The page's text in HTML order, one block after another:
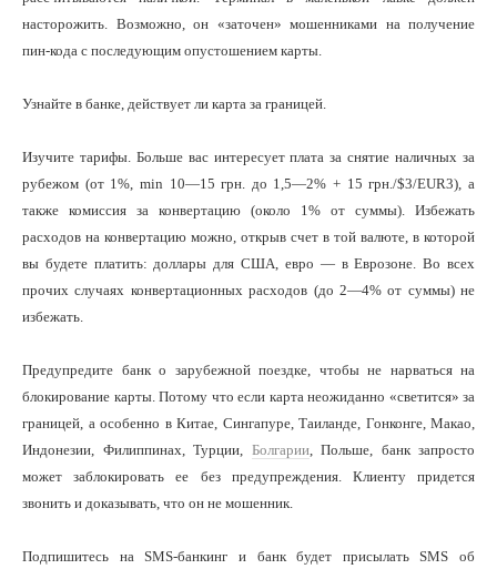
насторожить. Возможно, он «заточен» мошенниками на получение
пин-кода с последующим опустошением карты.
Узнайте в банке, действует ли карта за границей.
Изучите тарифы. Больше вас интересует плата за снятие наличных за
рубежом (от 1%, min 10—15 грн. до 1,5—2% + 15 грн./$3/EUR3), а
также комиссия за конвертацию (около 1% от суммы). Избежать
расходов на конвертацию можно, открыв счет в той валюте, в которой
вы будете платить: доллары для США, евро — в Еврозоне. Во всех
прочих случаях конвертационных расходов (до 2—4% от суммы) не
избежать.
Предупредите банк о зарубежной поездке, чтобы не нарваться на
блокирование карты. Потому что если карта неожиданно «светится» за
границей, а особенно в Китае, Сингапуре, Таиланде, Гонконге, Макао,
Индонезии, Филиппинах, Турции, Болгарии, Польше, банк запросто
может заблокировать ее без предупреждения. Клиенту придется
звонить и доказывать, что он не мошенник.
Подпишитесь на SMS-банкинг и банк будет присылать SMS об